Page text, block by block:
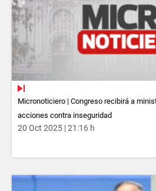
Micronoticiero | Congreso recibirá a
acciones contra inseguridad
20 Oct 2025 | 21:16 h